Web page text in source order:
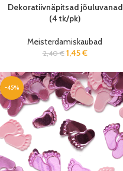
Dekoratiivnäpitsad jõuluvanad
(4 tk/pk)
Meisterdamiskaubad
2,40€ 1,45€
-45%